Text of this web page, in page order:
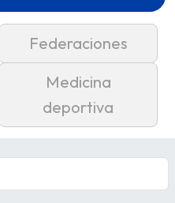
Federaciones
Medicina
deportiva